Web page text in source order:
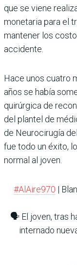
que se viene
monetaria para el
mantener los
accidente.
Hace unos cuatro
años se había
quirúrgica de
del plantel de
de Neurocirugía
fue todo un éxito,
normal al joven.
#AlAire970 |
🗣 El joven, tras
internado